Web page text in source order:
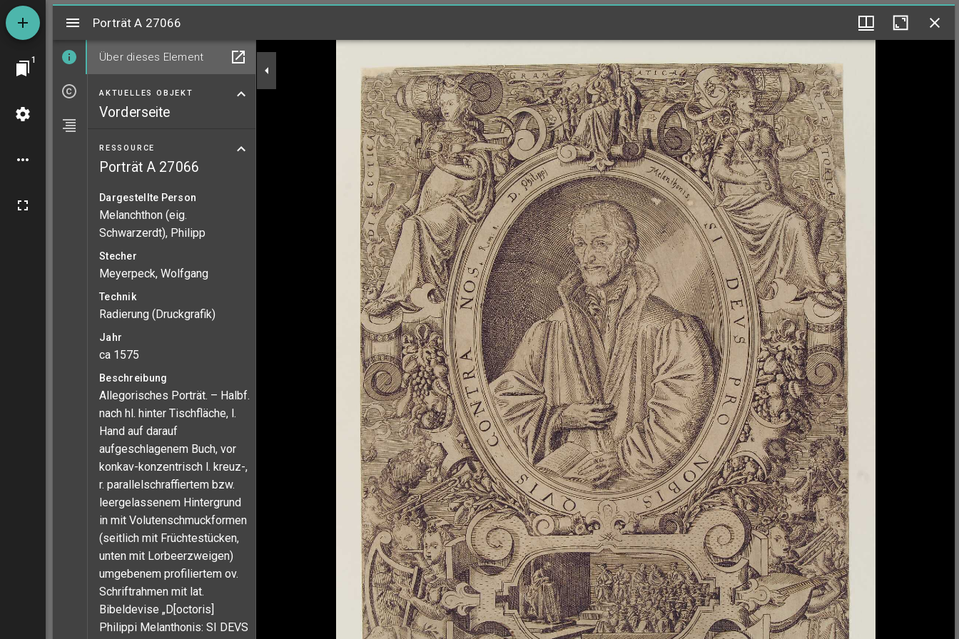
1
MiradorPorträt A 27066
Über dieses Element
AKTUELLES OBJEKT
Vorderseite
RESSOURCE
Porträt A 27066
Dargestellte Person
Melanchthon (eig.
Schwarzerdt), Philipp
Stecher
Meyerpeck, Wolfgang
Technik
Radierung (Druckgrafik)
Jahr
ca 1575
Beschreibung
Allegorisches Porträt. – Halbf.
nach hl. hinter Tischfläche, l.
Hand auf darauf
aufgeschlagenem Buch, vor
konkav-konzentrisch l. kreuz-,
r. parallelschraffiertem bzw.
leergelassenem Hintergrund
in mit Volutenschmuckformen
(seitlich mit Früchtestücken,
unten mit Lorbeerzweigen)
umgebenem profiliertem ov.
Schriftrahmen mit lat.
Bibeldevise „D[octoris]
Philippi Melanthonis: SI DEVS
Porträt A 27066